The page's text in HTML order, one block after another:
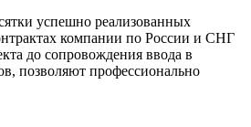
успешно реализованных
компании по России и СНГ
до сопровождения ввода в
позволяют профессионально